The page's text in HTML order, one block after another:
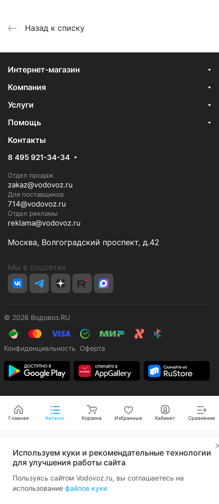
Назад к списку
Интернет-магазин
Компания
Услуги
Помощь
Контакты
8 495 921-34-34
Отдел продаж
zakaz@vodovoz.ru
Для поставщиков
714@vodovoz.ru
Отдел рекламы
reklama@vodovoz.ru
Москва, Волгоградский проспект, д.42
Мы в соцсетях
© 2026 Водовоз.RU
Конфиденциальность Оферта
Главная Каталог Корзина Избранные Кабинет Сравнение
Используем куки и рекомендательные технологии
для улучшения работы сайта
Пользуясь сайтом Vodovoz.ru, вы соглашаетесь на
использование файлов куки